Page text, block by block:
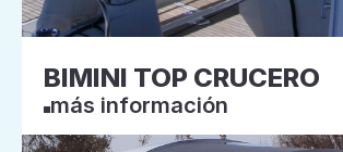
BIMINI TOP CRUCERO
más información